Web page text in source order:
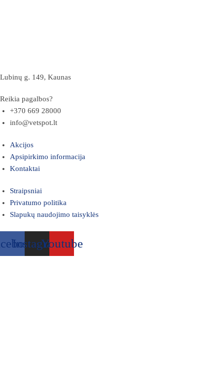
Lubinų g. 149, Kaunas
Reikia pagalbos?
+370 669 28000
info@vetspot.lt
Akcijos
Apsipirkimo informacija
Kontaktai
Straipsniai
Privatumo politika
Slapukų naudojimo taisyklės
InstagramYoutube